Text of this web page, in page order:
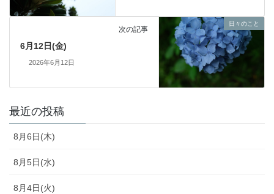
日々のこと
次の記事
6月12日(金)
2026年6月12日
最近の投稿
8月6日(木)
8月5日(水)
8月4日(火)